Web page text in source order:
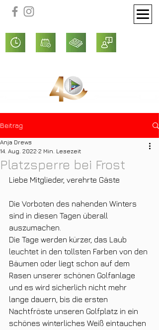
Beitrag
Platzsperre bei Frost
Anja Drews
14. Aug. 2022 2 Min. Lesezeit
Liebe Mitglieder, verehrte Gäste
Die Vorboten des nahenden Winters
sind in diesen Tagen überall
auszumachen.
Die Tage werden kürzer, das Laub
leuchtet in den tollsten Farben von den
Bäumen oder liegt schon auf dem
Rasen unserer schönen Golfanlage
und es wird sicherlich nicht mehr
lange dauern, bis die ersten
Nachtfröste unseren Golfplatz in ein
schönes winterliches Weiß eintauchen